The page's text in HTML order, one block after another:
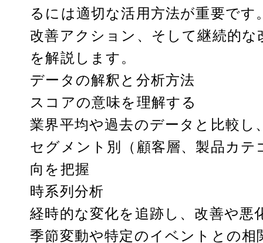
るには適切な活用方法が重要で
改善アクション、そして継続的
を解説します。
データの解釈と分析方法
スコアの意味を理解する
業界平均や過去のデータと比較
セグメント別（顧客層、製品カ
向を把握
時系列分析
経時的な変化を追跡し、改善や悪
季節変動や特定のイベントとの相